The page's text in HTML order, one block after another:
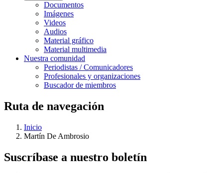
Documentos
Imágenes
Videos
Audios
Material gráfico
Material multimedia
Nuestra comunidad
Periodistas / Comunicadores
Profesionales y organizaciones
Buscador de miembros
Ruta de navegación
Inicio
Martín De Ambrosio
Suscríbase a nuestro boletín